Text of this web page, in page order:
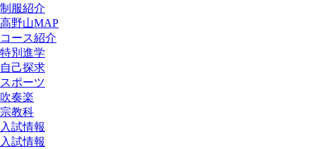
制服紹介
高野山MAP
コース紹介
特別進学
自己探求
スポーツ
吹奏楽
宗教科
入試情報
入試情報